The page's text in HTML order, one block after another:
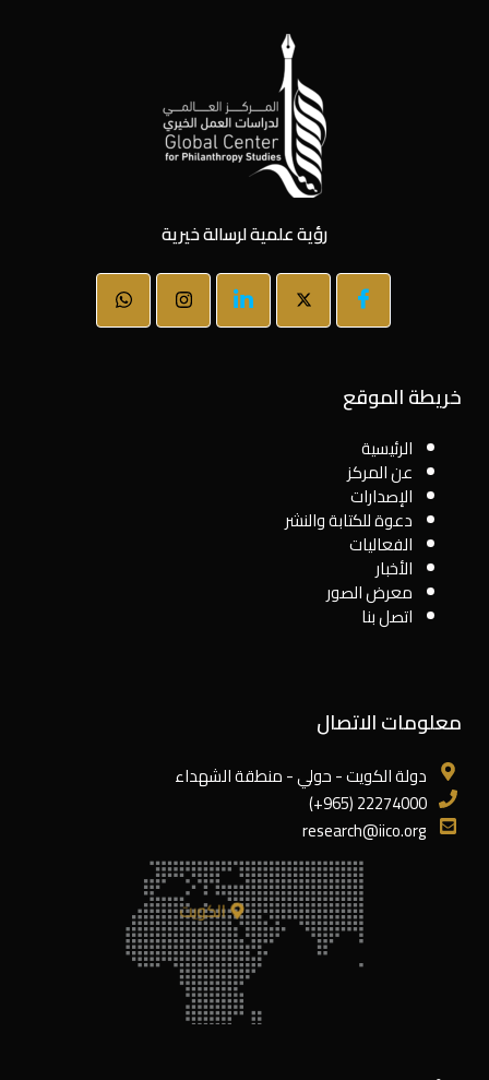
رؤية علمية لرسالة خيرية
خريطة الموقع
الرئيسية
عن المركز
الإصدارات
دعوة للكتابة والنشر
الفعاليات
الأخبار
معرض الصور
اتصل بنا
معلومات الاتصال
دولة الكويت - حولي - منطقة الشهداء
22274000 (965+)
research@iico.org
الكويت